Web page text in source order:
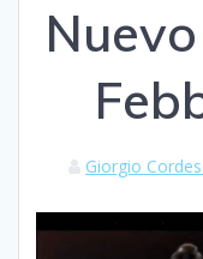
Giorgio